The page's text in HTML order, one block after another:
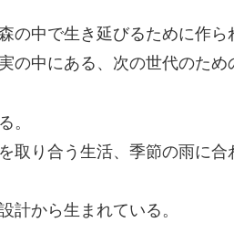
中で生き延びるために作ら
中にある、次の世代のため
。
取り合う生活、季節の雨に合
計から生まれている。